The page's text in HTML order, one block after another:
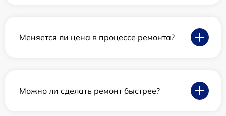
Меняется ли цена в процессе ремонта?
Можно ли сделать ремонт быстрее?